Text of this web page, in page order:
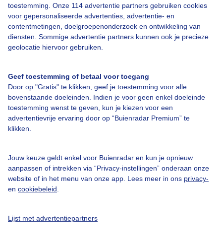
toestemming. Onze 114 advertentie partners gebruiken cookies
voor gepersonaliseerde advertenties, advertentie- en
contentmetingen, doelgroepenonderzoek en ontwikkeling van
diensten. Sommige advertentie partners kunnen ook je precieze
geolocatie hiervoor gebruiken.
Geef toestemming of betaal voor toegang
Door op "Gratis" te klikken, geef je toestemming voor alle
bovenstaande doeleinden. Indien je voor geen enkel doeleinde
toestemming wenst te geven, kun je kiezen voor een
advertentievrije ervaring door op “Buienradar Premium” te
klikken.
Jouw keuze geldt enkel voor Buienradar en kun je opnieuw
aanpassen of intrekken via “Privacy-instellingen” onderaan onze
website of in het menu van onze app. Lees meer in ons privacy-
en cookiebeleid
Lijst met advertentiepartners
Over Buienradar
Veelgestelde vragen
Contact
Toegankelijkheid
Buienradar Team
Privacy beleid
Privacy instellingen